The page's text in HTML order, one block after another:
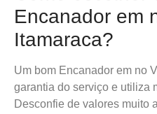
Encanador em
Itamaraca?
Um bom Encanador em no
garantia do serviço e utiliza
Desconfie de valores muito